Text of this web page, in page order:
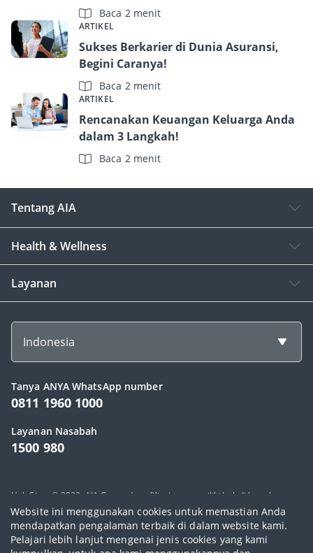
Baca 2 menit
ARTIKEL
Sukses Berkarier di Dunia Asuransi,
Begini Caranya!
Baca 2 menit
ARTIKEL
Rencanakan Keuangan Keluarga Anda
dalam 3 Langkah!
Baca 2 menit
Website ini menggunakan cookies untuk memastian Anda
mendapatkan pengalaman terbaik di dalam website kami.
Pelajari lebih lanjut mengenai jenis cookies yang kami
Tentang AIA
Health & Wellness
Layanan
Indonesia
Tanya ANYA WhatsApp number
0811 1960 1000
Layanan Nasabah
1500 980
Hak Cipta © 2023, AIA Group dan afiliasinya memiliki hak di bawah
hukum yang berlaku. PT AIA FINANCIAL berizin dan diawasi oleh Otoritas
Jasa Keuangan.